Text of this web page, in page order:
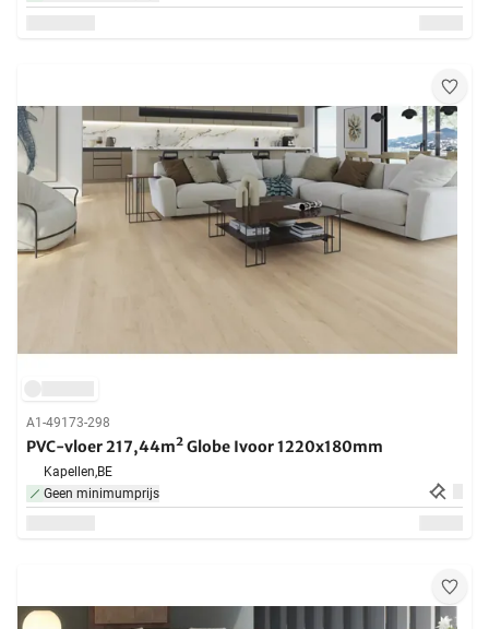
A1-49173-298
PVC-vloer 217,44m² Globe Ivoor 1220x180mm
Kapellen,BE
Geen minimumprijs